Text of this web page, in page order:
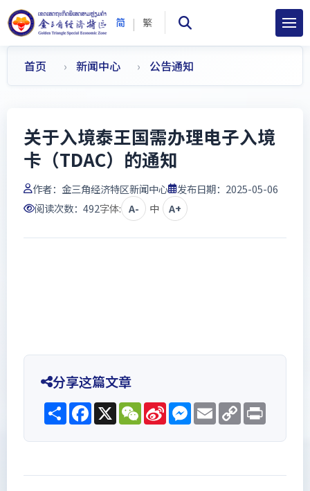
简 | 繁
首页 新闻中心 公告通知
关于入境泰王国需办理电子入境
卡（TDAC）的通知
作者： 金三角经济特区新闻中心
发布日期：2025-05-06
阅读次数： 492字体: A- 中 A+
分享这篇文章
ShareFacebook
X WeChat
Sina
Weibo
Messenger
EmailCopy
Link